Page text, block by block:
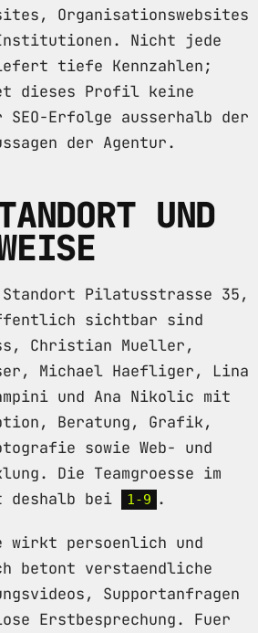
Organisationswebsites
Nicht jede
tiefe Kennzahlen;
dieses Profil keine
SEO-Erfolge ausserhalb der
der Agentur.
UND
Standort Pilatusstrasse 35,
sichtbar sind
Christian Mueller,
Michael Haefliger, Lina
und Ana Nikolic mit
Beratung, Grafik,
sowie Web- und
Die Teamgroesse im
bei
1-9 .
wirkt persoenlich und
betont verstaendliche
Supportanfragen
Erstbesprechung. Fuer